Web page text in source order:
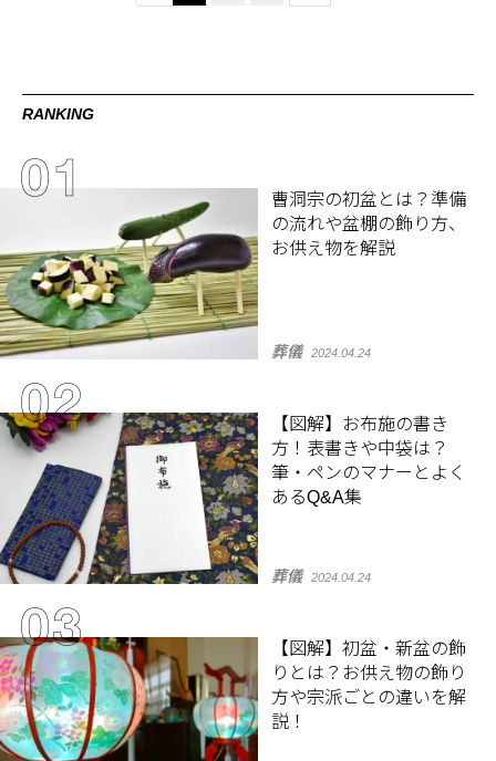
RANKING
曹洞宗の初盆とは？準備
の流れや盆棚の飾り方、
お供え物を解説
葬儀 2024.04.24
【図解】お布施の書き
方！表書きや中袋は？
筆・ペンのマナーとよく
あるQ&A集
葬儀 2024.04.24
【図解】初盆・新盆の飾
りとは？お供え物の飾り
方や宗派ごとの違いを解
説！